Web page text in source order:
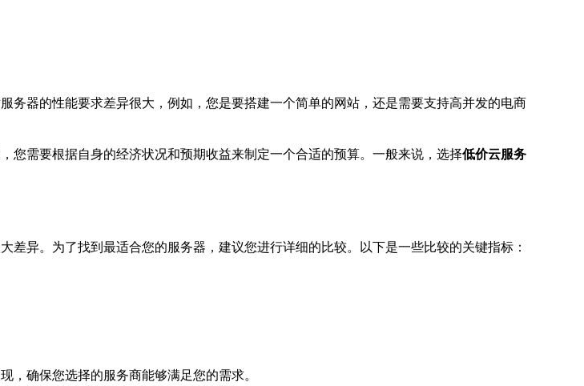
务器的性能要求差异很大，例如，您是要搭建一个简单的网站，还是需要支持高并发的电商
您需要根据自身的经济状况和预期收益来制定一个合适的预算。一般来说，选择低价云服务
差异。为了找到最适合您的服务器，建议您进行详细的比较。以下是一些比较的关键指标：
，确保您选择的服务商能够满足您的需求。